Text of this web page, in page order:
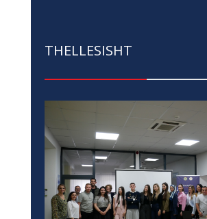
THELLESISHT